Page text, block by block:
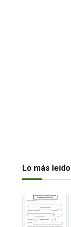
Lo más leido